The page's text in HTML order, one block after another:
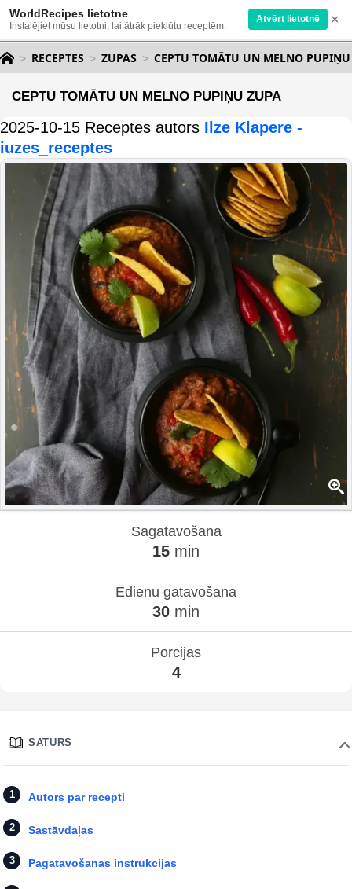
WorldRecipes lietotne
Instalējiet mūsu lietotni, lai ātrāk piekļūtu receptēm.
Atvērt lietotnē ×
RECEPTES ZUPAS CEPTU TOMĀTU UN MELNO
CEPTU TOMĀTU UN MELNO PUPIŅU ZUPA
2025-10-15 Receptes autors Ilze Klapere -
iuzes_receptes
Sagatavošana
15 min
Ēdienu gatavošana
30 min
Porcijas
4
SATURS
Autors par recepti
Sastāvdaļas
Pagatavošanas instrukcijas